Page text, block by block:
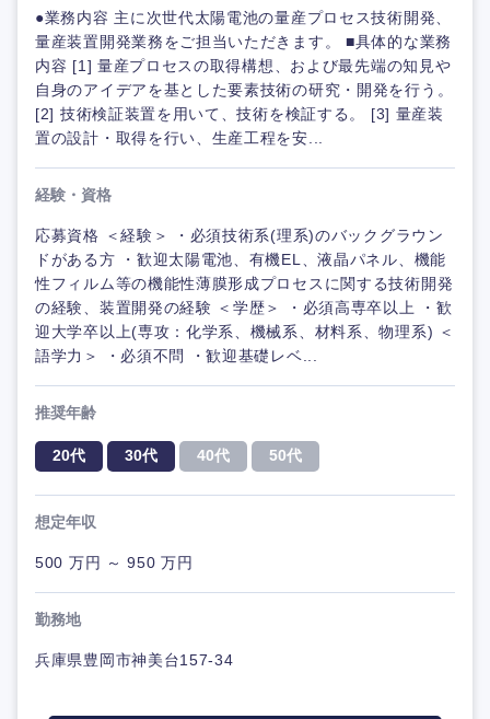
●業務内容 主に次世代太陽電池の量産プロセス技術開発、
量産装置開発業務をご担当いただきます。 ■具体的な業務
内容 [1] 量産プロセスの取得構想、および最先端の知見や
自身のアイデアを基とした要素技術の研究・開発を行う。
[2] 技術検証装置を用いて、技術を検証する。 [3] 量産装
置の設計・取得を行い、生産工程を安...
経験・資格
応募資格 ＜経験＞ ・必須技術系(理系)のバックグラウン
ドがある方 ・歓迎太陽電池、有機EL、液晶パネル、機能
性フィルム等の機能性薄膜形成プロセスに関する技術開発
の経験、装置開発の経験 ＜学歴＞ ・必須高専卒以上 ・歓
迎大学卒以上(専攻：化学系、機械系、材料系、物理系) ＜
語学力＞ ・必須不問 ・歓迎基礎レベ...
推奨年齢
20代 30代 40代 50代
想定年収
500 万円 ～ 950 万円
勤務地
兵庫県豊岡市神美台157-34